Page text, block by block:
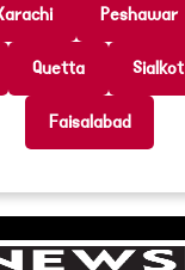
Peshawar
Sialkot
Quetta
Faisalabad